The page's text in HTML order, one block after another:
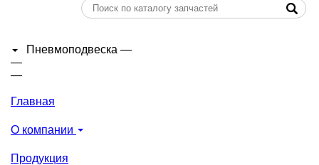
Пневмоподвеска —
—
—
Главная
О компании
Продукция